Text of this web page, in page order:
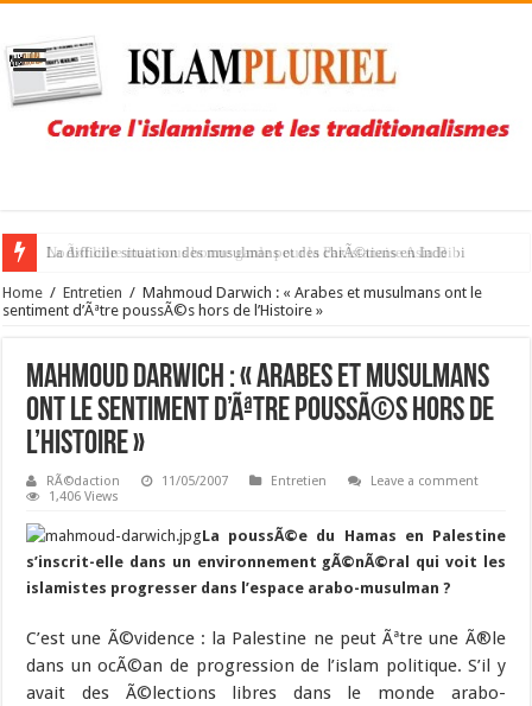
NoÃ«l libre mais sous bonne garde pour la Pakistanaise Asia Bibi
Home / Entretien / Mahmoud Darwich : « Arabes et musulmans ont le
sentiment d’Ãªtre poussÃ©s hors de l’Histoire »
Mahmoud Darwich : « Arabes et musulmans
ont le sentiment d’Ãªtre poussÃ©s hors de
l’Histoire »
RÃ©daction 11/05/2007 Entretien
Leave a comment
1,406 Views
La poussÃ©e du Hamas en Palestine
s’inscrit-elle dans un environnement gÃ©nÃ©ral qui voit les
islamistes progresser dans l’espace arabo-musulman ?
C’est une Ã©vidence : la Palestine ne peut Ãªtre une Ã®le
dans un ocÃ©an de progression de l’islam politique. S’il y
avait des Ã©lections libres dans le monde arabo-